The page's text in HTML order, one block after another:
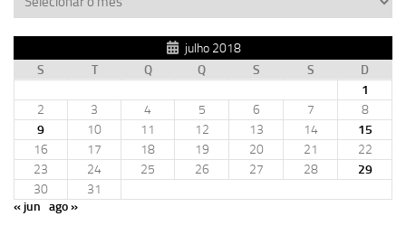
julho 2018
S
T Q Q S S
D
1
2
3 4 5 6 7
8
9
10 11 12 13 14
15
16
17 18 19 20 21
22
23
24 25 26 27 28
29
30
31
« jun ago »